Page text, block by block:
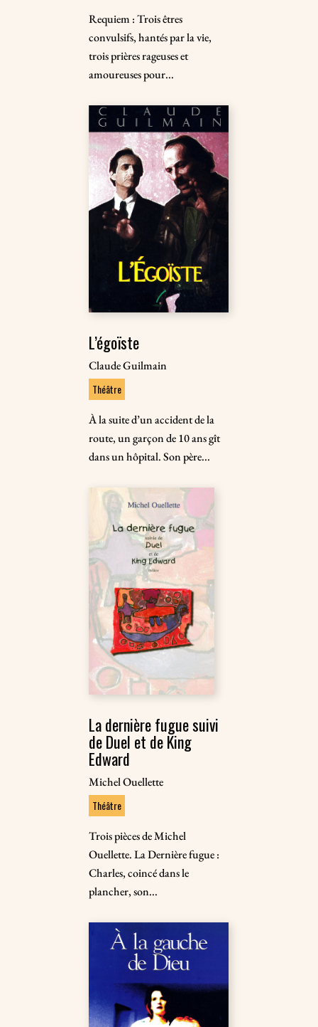
Requiem : Trois êtres
convulsifs, hantés par la vie,
trois prières rageuses et
amoureuses pour...
L’égoïste
Claude Guilmain
Théâtre
À la suite d’un accident de la
route, un garçon de 10 ans gît
dans un hôpital. Son père...
La dernière fugue suivi
de Duel et de King
Edward
Michel Ouellette
Théâtre
Trois pièces de Michel
Ouellette. La Dernière fugue :
Charles, coincé dans le
plancher, son...